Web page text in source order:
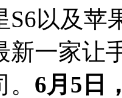
S6以及苹
新一家让
6月5日